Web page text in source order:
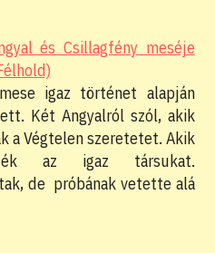
és Csillagfény meséje
igaz történet alapján
Két Angyalról szól, akik
a Végtelen szeretetet. Akik
az igaz társukat.
de próbának vetette alá